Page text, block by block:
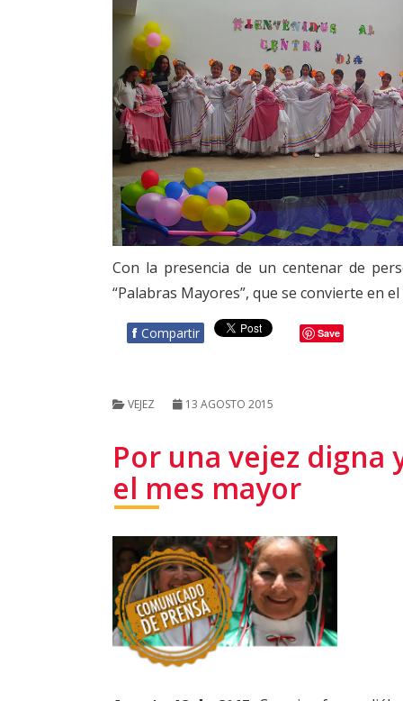
Con la presencia de un centenar de
“Palabras Mayores”, que se convierte en
f Compartir Save
VEJEZ 13 AGOSTO 2015
Por una vejez digna
el mes mayor